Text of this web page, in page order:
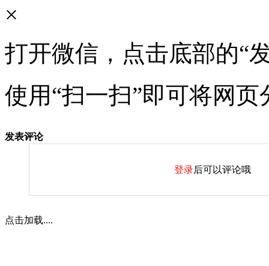
×
打开微信，点击底部的“
使用“扫一扫”即可将网
发表评论
登录后可以评论哦
点击加载....